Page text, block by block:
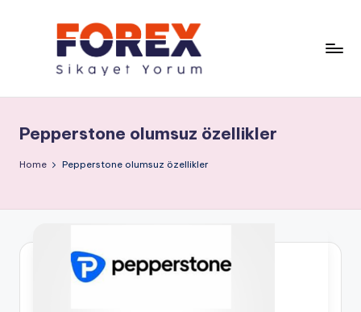
Pepperstone olumsuz özellikler
Home Pepperstone olumsuz özellikler